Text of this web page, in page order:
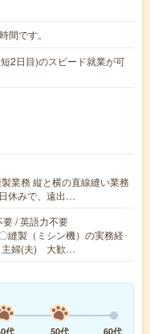
間です。
2日目)のスピード就業が可
業務 縦と横の直線縫い業務
休みで、遠出…
/ 英語力不要
縫製（ミシン機）の実務経
主婦(夫) 大歓…
代 50代 60代